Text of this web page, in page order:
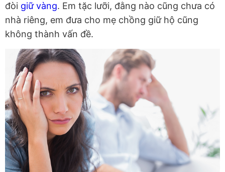
đòi giữ vàng. Em tặc lưỡi, đằng nào cũng chưa có
nhà riêng, em đưa cho mẹ chồng giữ hộ cũng
không thành vấn đề.